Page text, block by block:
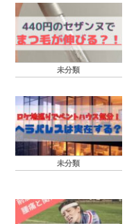
未分類
未分類